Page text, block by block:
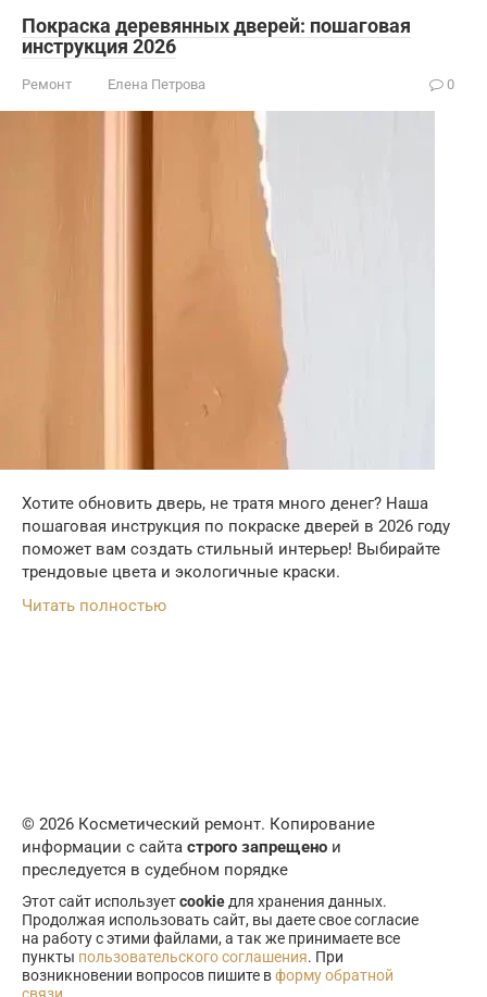
Покраска деревянных дверей: пошаговая
инструкция 2026
Ремонт Елена Петрова 0
Хотите обновить дверь, не тратя много денег? Наша
пошаговая инструкция по покраске дверей в 2026 году
поможет вам создать стильный интерьер! Выбирайте
трендовые цвета и экологичные краски.
Читать полностью
© 2026 Косметический ремонт. Копирование
информации с сайта строго запрещено и
преследуется в судебном порядке
Этот сайт используетcookie для хранения данных.
Продолжая использовать сайт, вы даете свое согласие
на работу с этими файлами, а так же принимаете все
пункты пользовательского соглашения. При
возникновении вопросов пишите вформу обратной